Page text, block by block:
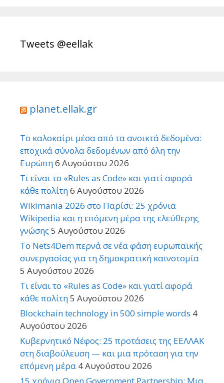
Tweets @eellak
planet.ellak.gr
Το καλοκαίρι μέσα από τα ανοικτά δεδομένα:
εποχικά σύνολα δεδομένων από όλη την
Ευρώπη6 Αυγούστου 2026
Τι είναι το «Rules as Code» και γιατί αφορά
κάθε πολίτη6 Αυγούστου 2026
Wikimania 2026 στο Παρίσι: 25 χρόνια
Wikipedia και η επόμενη μέρα της ελεύθερης
γνώσης 5 Αυγούστου 2026
Το Nets4Dem περνά σε νέα φάση ευρωπαϊκής
συνεργασίας για τη δημοκρατική καινοτομία
5 Αυγούστου 2026
Τι είναι το «Rules as Code» και γιατί αφορά
κάθε πολίτη5 Αυγούστου 2026
Blockchain technology in 500 simple words 4
Αυγούστου 2026
Κυβερνητικό Νέφος: 25 προτάσεις της ΕΕΛΛΑΚ
στη διαβούλευση — και μια πρόταση για την
επόμενη μέρα 4 Αυγούστου 2026